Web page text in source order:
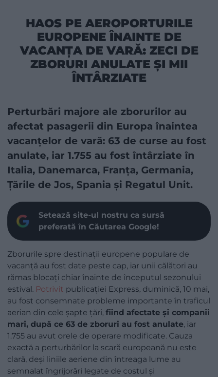
HAOS PE AEROPORTURILE
EUROPENE ÎNAINTE DE
VACANȚA DE VARĂ: ZECI DE
ZBORURI ANULATE ȘI MII
ÎNTÂRZIATE
Perturbări majore ale zborurilor au
afectat pasagerii din Europa înaintea
vacanțelor de vară: 63 de curse au fost
anulate, iar 1.755 au fost întârziate în
Italia, Danemarca, Franța, Germania,
Țările de Jos, Spania și Regatul Unit.
Setează site-ul nostru ca sursă
preferată în Căutarea Google!
Zborurile spre destinații europene populare de
vacanță au fost date peste cap, iar unii călători au
rămas blocați chiar înainte de începutul sezonului
estival. Potrivit publicației Express, duminică, 10 mai,
au fost consemnate probleme importante în traficul
aerian din cele șapte țări, fiind afectate și companii
mari, după ce 63 de zboruri au fost anulate, iar
1.755 au avut orele de operare modificate. Cauza
exactă a perturbărilor la scară europeană nu este
clară, deși liniile aeriene din întreaga lume au
semnalat îngrijorări legate de costul și